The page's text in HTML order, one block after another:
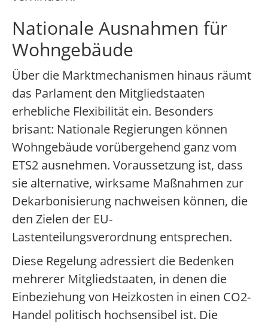
Nationale Ausnahmen für
Wohngebäude
Über die Marktmechanismen hinaus räumt
das Parlament den Mitgliedstaaten
erhebliche Flexibilität ein. Besonders
brisant: Nationale Regierungen können
Wohngebäude vorübergehend ganz vom
ETS2 ausnehmen. Voraussetzung ist, dass
sie alternative, wirksame Maßnahmen zur
Dekarbonisierung nachweisen können, die
den Zielen der EU-
Lastenteilungsverordnung entsprechen.
Diese Regelung adressiert die Bedenken
mehrerer Mitgliedstaaten, in denen die
Einbeziehung von Heizkosten in einen CO2-
Handel politisch hochsensibel ist. Die